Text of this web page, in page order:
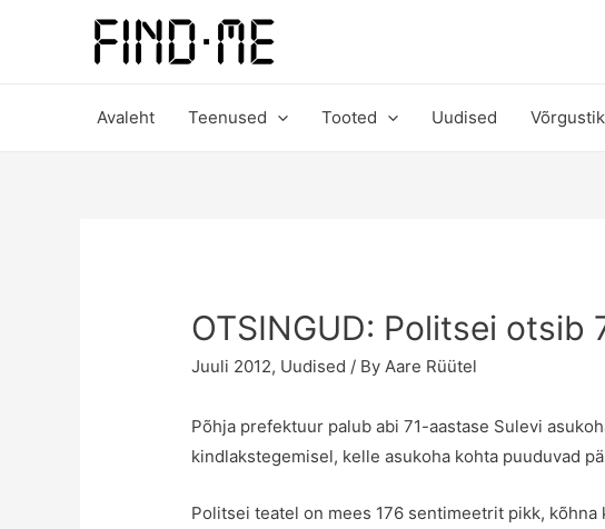
Avaleht Teenused Tooted Uudised
OTSINGUD: Politsei otsib
Juuli 2012, Uudised / ByAare Rüütel
Põhja prefektuur palub abi 71-aastase Sulevi
kindlakstegemisel, kelle asukoha kohta puuduvad
Politsei teatel on mees 176 sentimeetrit pikk,